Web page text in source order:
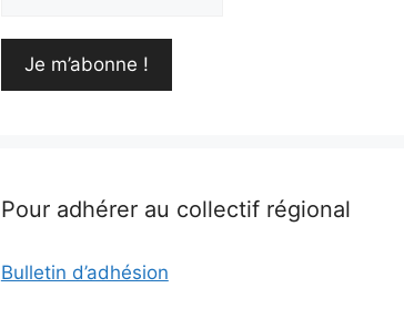
Pour adhérer au collectif régional
Bulletin d’adhésion